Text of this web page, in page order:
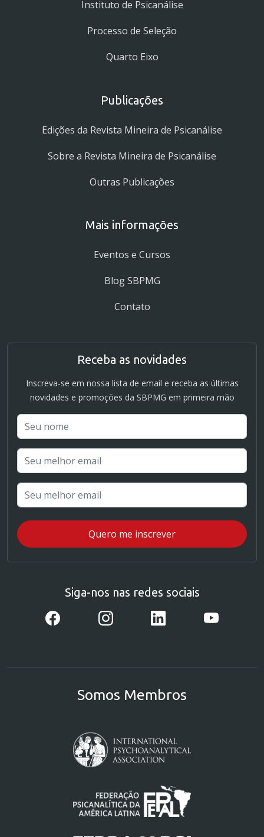
Instituto de Psicanálise
Processo de Seleção
Quarto Eixo
Publicações
Edições da Revista Mineira de Psicanálise
Sobre a Revista Mineira de Psicanálise
Outras Publicações
Mais informações
Eventos e Cursos
Blog SBPMG
Contato
Receba as novidades
Inscreva-se em nossa lista de email e receba as últimas
novidades e promoções da SBPMG em primeira mão
Siga-nos nas redes sociais
Somos Membros